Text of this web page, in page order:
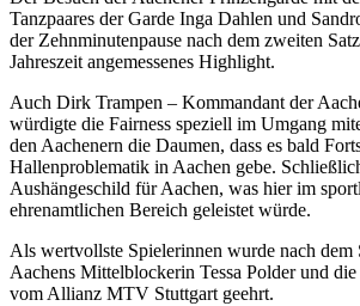
Tanzpaares der Garde Inga Dahlen und
der Zehnminutenpause nach dem zweiten
Jahreszeit angemessenes Highlight.
Auch Dirk Trampen – Kommandant der
würdigte die Fairness speziell im Umgang
den Aachenern die Daumen, dass es bald
Hallenproblematik in Aachen gebe.
Aushängeschild für Aachen, was hier im
ehrenamtlichen Bereich geleistet würde.
Als wertvollste Spielerinnen wurde nach dem
Aachens Mittelblockerin Tessa Polder und
vom Allianz MTV Stuttgart geehrt.